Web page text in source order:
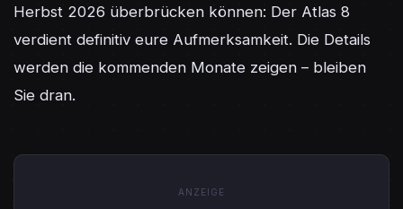
Herbst 2026 überbrücken können: Der Atlas 8
verdient definitiv eure Aufmerksamkeit. Die Details
werden die kommenden Monate zeigen – bleiben
Sie dran.
ANZEIGE